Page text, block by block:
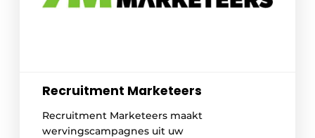
Recruitment Marketeers
Recruitment Marketeers maakt
wervingscampagnes uit uw